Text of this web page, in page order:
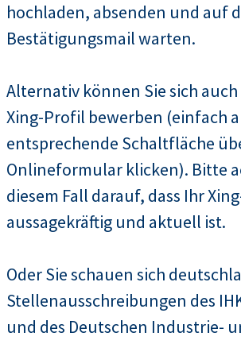
hochladen, absenden und auf
Bestätigungsmail warten.
Alternativ können Sie sich
Xing-Profil bewerben (einfach
entsprechende Schaltfläche
Onlineformular klicken). Bitte
diesem Fall darauf, dass Ihr
aussagekräftig und aktuell ist.
Oder Sie schauen sich
Stellenausschreibungen des
und des Deutschen Industrie-